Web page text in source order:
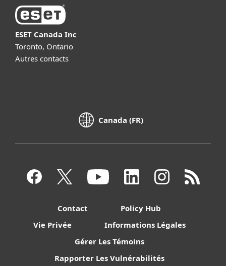
ESET Canada Inc
Toronto, Ontario
Autres contacts
Canada (FR)
Contact
Policy Hub
Vie Privée
Informations Légales
Gérer Les Témoins
Rapporter Les Vulnérabilités